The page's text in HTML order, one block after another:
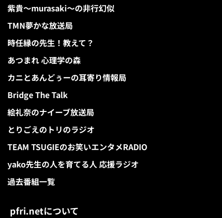
紫貴～murasaki～の非行幻似
TMN夢かな放送局
時任縁の先生！教えて？
あつまれ 心理学の森
カニとあんどぅーの耳寄り情報局
Bridge The Talk
絵礼奈のナイーブ放送局
とりごえのトリのラジオ
TEAM TSUGIEのお笑いエンタメRADIO
yako先生の人を育てる人 応援ラジオ
過去番組一覧
pfri.netについて